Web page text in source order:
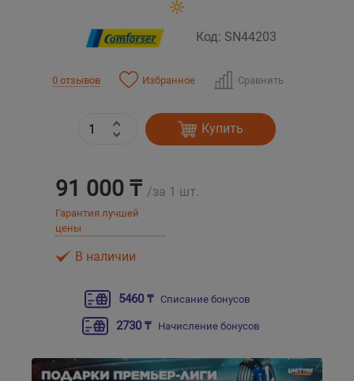
Код: SN44203
0 отзывов Избранное Сравнить
Купить
91 000 ₸ /за 1 шт.
Гарантия лучшей
цены
В наличии
5460 ₸ Списание бонусов
2730 ₸ Начисление бонусов
Шымкент
Экибастуз
Бишкек